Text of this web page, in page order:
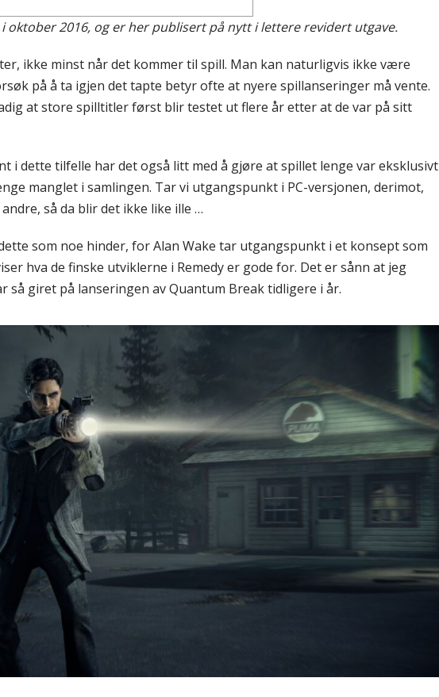
oktober 2016, og er her publisert på nytt i lettere revidert utgave.
ikke minst når det kommer til spill. Man kan naturligvis ikke være
på å ta igjen det tapte betyr ofte at nyere spillanseringer må vente.
at store spilltitler først blir testet ut flere år etter at de var på sitt
i dette tilfelle har det også litt med å gjøre at spillet lenge var eksklusivt
manglet i samlingen. Tar vi utgangspunkt i PC-versjonen, derimot,
så da blir det ikke like ille …
som noe hinder, for Alan Wake tar utgangspunkt i et konsept som
hva de finske utviklerne i Remedy er gode for. Det er sånn at jeg
giret på lanseringen av Quantum Break tidligere i år.